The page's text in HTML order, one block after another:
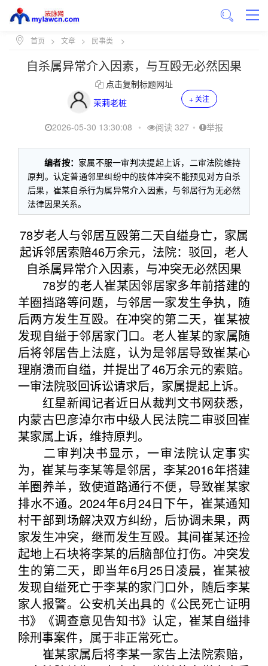
首页 > 文章 > 民事类 >
自杀属异常介入因素，与互殴无必然因果
点击复制标题网址
茉莉老桩
+ 关注
2026-05-30 13:30:08 • 阅读 327 • 举报
编者按： 家属不服一审判决提起上诉，二审法院维持
原判。认定普通邻里纠纷中的肢体冲突不能预见对方自杀
后果，崔某自杀行为属异常介入因素，与邻居行为无必然
法律因果关系。
78岁老人与邻居互殴第二天自缢身亡，家属
起诉邻居索赔46万余元，法院：驳回，老人
自杀属异常介入因素，与冲突无必然因果
78岁的老人崔某因邻居家多年前搭建的
羊圈挡路等问题，与邻居一家发生争执，随
后两方发生互殴。在冲突的第二天，崔某被
发现自缢于邻居家门口。老人崔某的家属随
后将邻居告上法庭，认为是邻居导致崔某心
理崩溃而自缢，并提出了46万余元的索赔。
一审法院驳回诉讼请求后，家属提起上诉。
红星新闻记者近日从裁判文书网获悉，
内蒙古巴彦淖尔市中级人民法院二审驳回崔
某家属上诉，维持原判。
二审判决书显示，一审法院认定事实
为，崔某与李某等是邻居，李某2016年搭建
羊圈养羊，致使道路通行不便，导致崔某家
排水不通。2024年6月24日下午，崔某通知
村干部到场解决双方纠纷，后协调未果，两
家发生冲突，继而发生互殴。其间崔某还捡
起地上石块将李某的后脑部位打伤。冲突发
生的第二天，即当年6月25日凌晨，崔某被
发现自缢死亡于李某的家门口外，随后李某
家人报警。公安机关出具的《公民死亡证明
书》《调查意见告知书》认定，崔某自缢排
除刑事案件，属于非正常死亡。
崔某家属后将李某一家告上法院索赔，